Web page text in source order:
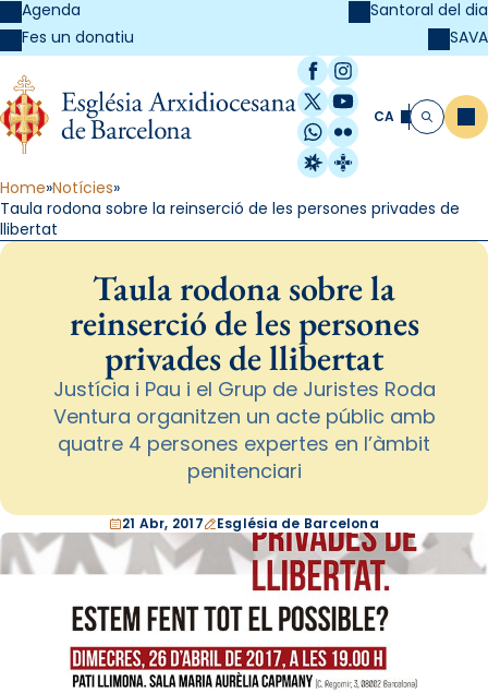
Agenda
Fes un donatiu
Santoral del dia
SAVA
Facebook
Instagram
X / Twitter
YouTube
WhatsApp
Flickr
Radio Estel
Catalunya
CA Cerca
Home Notícies
Taula rodona sobre la reinserció de les persones privades de
llibertat
Taula rodona sobre la
reinserció de les persones
privades de llibertat
Justícia i Pau i el Grup de Juristes Roda
Ventura organitzen un acte públic amb
quatre 4 persones expertes en l’àmbit
penitenciari
21 Abr, 2017 Església de Barcelona